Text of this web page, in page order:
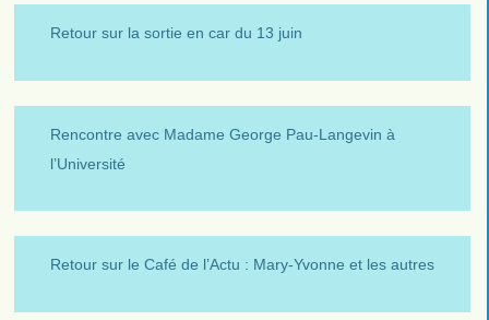
Retour sur la sortie en car du 13 juin
Rencontre avec Madame George Pau-Langevin à
l’Université
Retour sur le Café de l’Actu : Mary-Yvonne et les autres